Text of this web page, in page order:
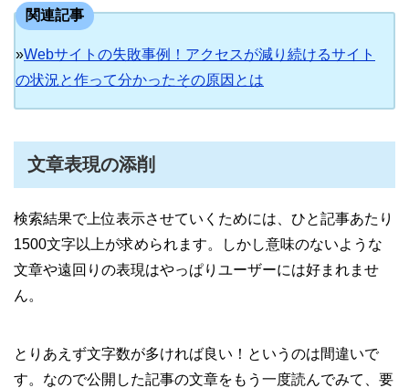
関連記事
»Webサイトの失敗事例！アクセスが減り続けるサイト
の状況と作って分かったその原因とは
文章表現の添削
検索結果で上位表示させていくためには、ひと記事あたり
1500文字以上が求められます。しかし意味のないような
文章や遠回りの表現はやっぱりユーザーには好まれませ
ん。
とりあえず文字数が多ければ良い！というのは間違いで
す。なので公開した記事の文章をもう一度読んでみて、要